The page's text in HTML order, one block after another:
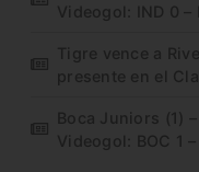
Videogol: IND 0 –
Tigre vence a
presente en el
Boca Juniors (1)
Videogol: BOC 1 –